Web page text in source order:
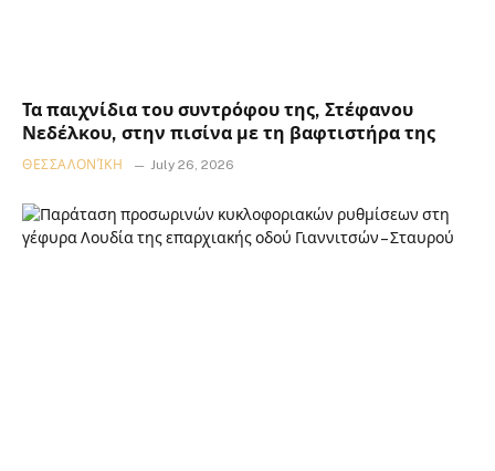
Τα παιχνίδια του συντρόφου της, Στέφανου
Νεδέλκου, στην πισίνα με τη βαφτιστήρα της
ΘΕΣΣΑΛΟΝΊΚΗ July 26, 2026